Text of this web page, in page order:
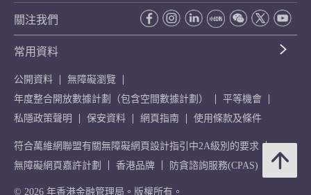
關注我們
常用資料
公開資料
無障礙瀏覽
年度整合開放數據計劃（包含空間數據計劃）
平等機會
私隱政策聲明
保安資料 網頁指南 使用條款及條件
符合萬維網聯盟有關無障礙網頁設計指引中2A級別的要求
無障礙網頁嘉許計劃
香港品牌 防貪諮詢服務(CPAS)
© 2026 年香港金融管理局。版權所有。